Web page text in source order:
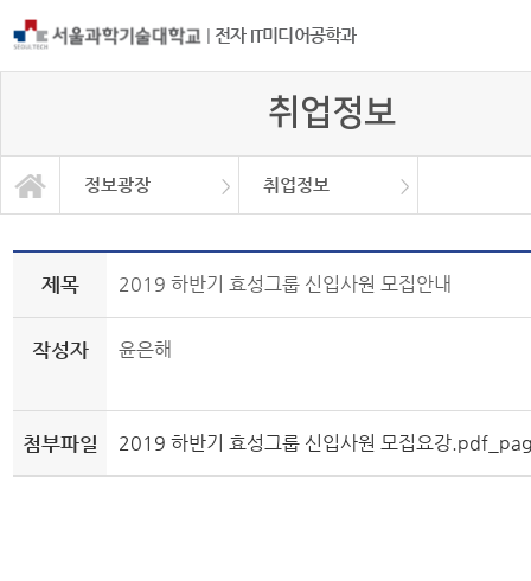
| 전자 IT미디어공학과
취업정보
정보광장 취업정보
학과소개
교과과정
학사정보
대학원
정보광장
커뮤니티
일반자료실
취업정보
제목 2019 하반기 효성그룹 신입사원 모집안내
작성자 윤은해
첨부파일 2019 하반기 효성그룹 신입사원 모집요강